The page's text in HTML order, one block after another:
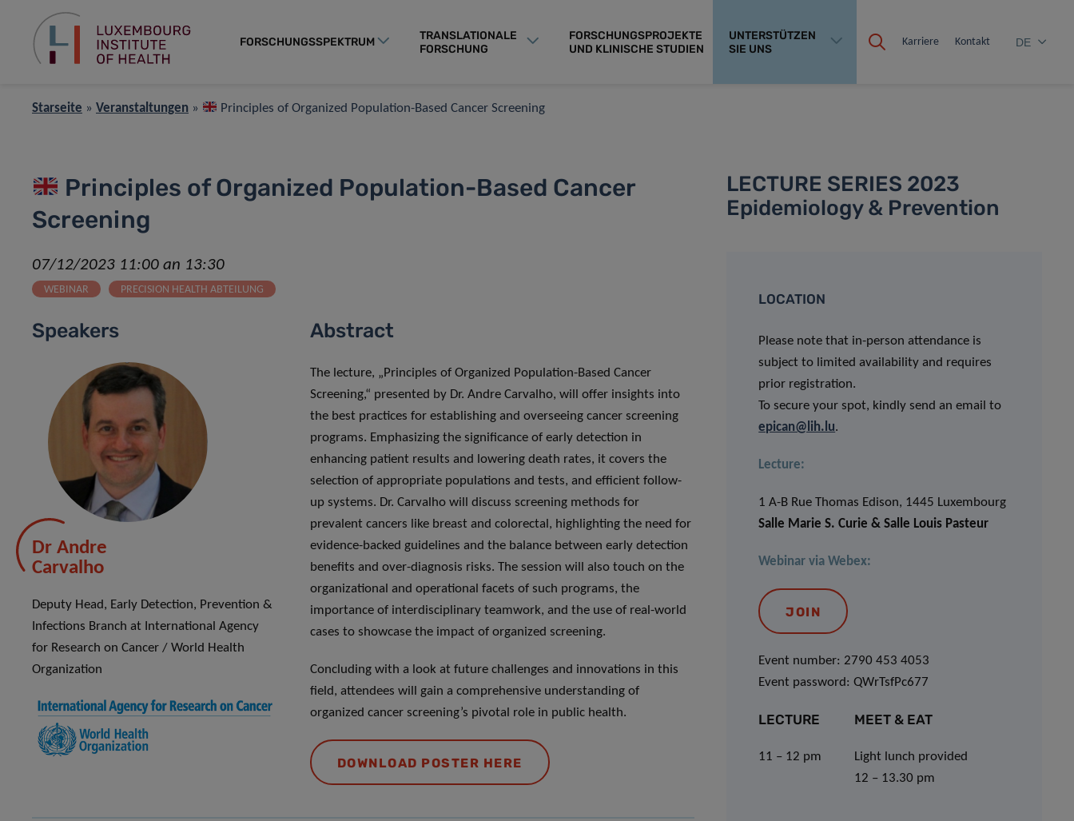
FORSCHUNGSSPEKTRUM
TRANSLATIONALE
FORSCHUNG
FORSCHUNGSPROJEKTE
UND KLINISCHE STUDIEN
UNTERSTÜTZEN
SIE UNS
Karriere Kontakt DE
Starseite » Veranstaltungen » Principles of Organized Population-Based Cancer Screening
Principles of Organized Population-Based Cancer
Screening
07/12/2023 11:00 an 13:30
WEBINAR PRECISION HEALTH ABTEILUNG
Speakers
Dr Andre
Carvalho
Deputy Head, Early Detection, Prevention &
Infections Branch at International Agency
for Research on Cancer / World Health
Organization
Abstract
The lecture, „Principles of Organized Population-Based Cancer
Screening,“ presented by Dr. Andre Carvalho, will offer insights into
the best practices for establishing and overseeing cancer screening
programs. Emphasizing the significance of early detection in
enhancing patient results and lowering death rates, it covers the
selection of appropriate populations and tests, and efficient follow-
up systems. Dr. Carvalho will discuss screening methods for
prevalent cancers like breast and colorectal, highlighting the need for
evidence-backed guidelines and the balance between early detection
benefits and over-diagnosis risks. The session will also touch on the
organizational and operational facets of such programs, the
importance of interdisciplinary teamwork, and the use of real-world
cases to showcase the impact of organized screening.
Concluding with a look at future challenges and innovations in this
field, attendees will gain a comprehensive understanding of
organized cancer screening’s pivotal role in public health.
DOWNLOAD POSTER HERE
LECTURE SERIES 2023
Epidemiology & Prevention
LOCATION
Please note that in-person attendance is
subject to limited availability and requires
prior registration.
To secure your spot, kindly send an email to
epican@lih.lu.
Lecture:
1 A-B Rue Thomas Edison, 1445 Luxembourg
Salle Marie S. Curie & Salle Louis Pasteur
Webinar via Webex:
JOIN
Event number: 2790 453 4053
Event password: QWrTsfPc677
LECTURE
11 – 12 pm
MEET & EAT
Light lunch provided
12 – 13.30 pm